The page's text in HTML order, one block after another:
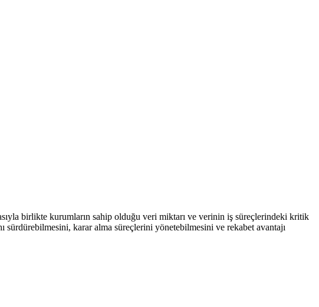
birlikte kurumların sahip olduğu veri miktarı ve verinin iş süreçlerindeki kritik
sürdürebilmesini, karar alma süreçlerini yönetebilmesini ve rekabet avantajı